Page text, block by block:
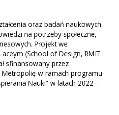
oraz badań naukowych
na potrzeby społeczne,
Projekt we
(School of Design, RMIT
sfinansowany przez
w ramach programu
Nauki” w latach 2022–